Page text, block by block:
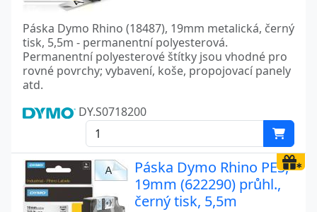
Páska Dymo Rhino (18487), 19mm metalická, černý
tisk, 5,5m - permanentní polyesterová.
Permanentní polyesterové štítky jsou vhodné pro
rovné povrchy; vybavení, koše, propojovací panely
atd.
DY.S0718200
Páska Dymo Rhino PES,
19mm (622290) průhl.,
černý tisk, 5,5m